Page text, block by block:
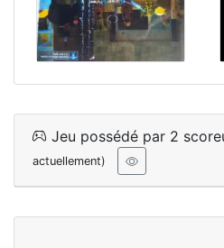
Jeu possédé par 2
actuellement)